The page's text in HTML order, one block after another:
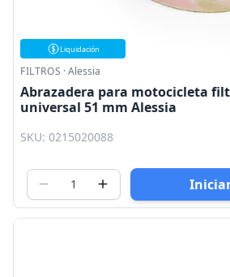
Liquidación
FILTROS ·Alessia
Abrazadera para motocicleta
universal 51 mm Alessia
SKU: 0215020088